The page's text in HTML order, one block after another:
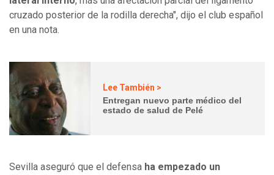
cruzado posterior de la rodilla derecha", dijo el club español
en una nota.
Lee También >
Entregan nuevo parte médico del
estado de salud de Pelé
Sevilla aseguró que el defensa ha empezado un